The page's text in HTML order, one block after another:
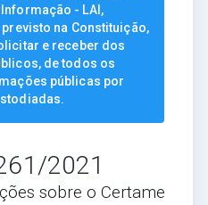
- LAI,
na Constituição,
e receber dos
de todos os
públicas por
2021
sobre o Certame